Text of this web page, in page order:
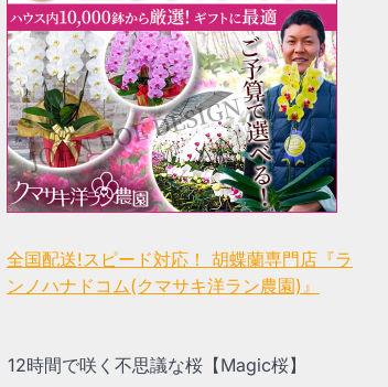
全国配送!スピード対応！ 胡蝶蘭専門店『ラ
ンノハナドコム(クマサキ洋ラン農園)』
12時間で咲く不思議な桜【Magic桜】